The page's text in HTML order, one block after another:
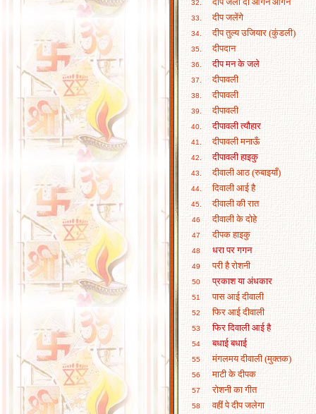
32.
33. दीप जलेंगे
34. दीप तुल्य उजियार (कुंडली)
35. दीपदान
36. दीप मन के जले
37. दीपावली
38. दीपावली
39. दीपावली
40. दीपावली त्यौहार
41. दीपावली मनाऊँ
42. दीपावली हाइकु
43. दीवाली आठ (रुबाइयाँ)
44. दिवाली आई है
45. दीवाली की रात
46 दीवाली के दोहे
47 दीपक हाइकु
48 धरा पर गगन
49 परी है रोशनी
50 प्रकाश या अंधकार
51 पास आई दीवाली
52 फिर आई दीवाली
53 फिर दिवाली आई है
54 बधाई बधाई
55 मंगलमय दीवाली (मुक्तक)
56 माटी के दीपक
57 रोशनी का गीत
58 वहीं पे दीप जलेगा